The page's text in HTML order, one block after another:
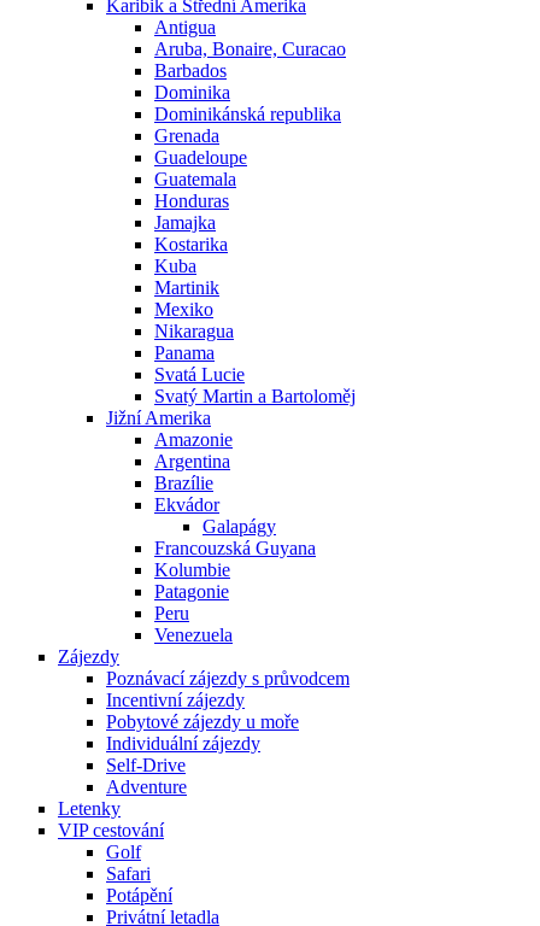
Karibik a Střední Amerika
Antigua
Aruba, Bonaire, Curacao
Barbados
Dominika
Dominikánská republika
Grenada
Guadeloupe
Guatemala
Honduras
Jamajka
Kostarika
Kuba
Martinik
Mexiko
Nikaragua
Panama
Svatá Lucie
Svatý Martin a Bartoloměj
Jižní Amerika
Amazonie
Argentina
Brazílie
Ekvádor
Galapágy
Francouzská Guyana
Kolumbie
Patagonie
Peru
Venezuela
Zájezdy
Poznávací zájezdy s průvodcem
Incentivní zájezdy
Pobytové zájezdy u moře
Individuální zájezdy
Self-Drive
Adventure
Letenky
VIP cestování
Golf
Safari
Potápění
Privátní letadla